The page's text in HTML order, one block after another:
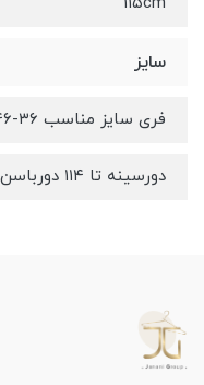
سایز
فری سایز مناسب ۳۶-۴۶
دورسینه تا ۱۱۴ دورباسن تا ۱۱۸